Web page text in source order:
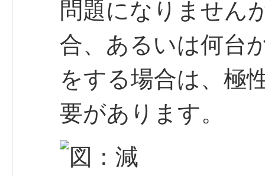
問題になりません
合、あるいは何台
をする場合は、極
要があります。